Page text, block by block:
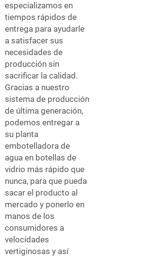
especializamos en
tiempos rápidos de
entrega para ayudarle
a satisfacer sus
necesidades de
producción sin
sacrificar la calidad.
Gracias a nuestro
sistema de producción
de última generación,
podemos entregar a
su planta
embotelladora de
agua en botellas de
vidrio más rápido que
nunca, para que pueda
sacar el producto al
mercado y ponerlo en
manos de los
consumidores a
velocidades
vertiginosas y así